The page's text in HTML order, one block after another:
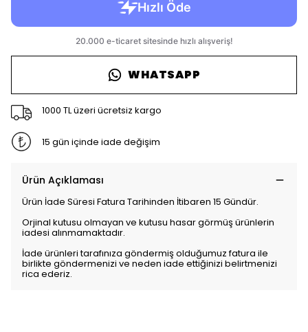
WHATSAPP
1000 TL üzeri ücretsiz kargo
15 gün içinde iade değişim
Ürün Açıklaması
Ürün İade Süresi Fatura Tarihinden İtibaren 15 Gündür.
Orjinal kutusu olmayan ve kutusu hasar görmüş ürünlerin
iadesi alınmamaktadır.
İade ürünleri tarafınıza göndermiş olduğumuz fatura ile
birlikte göndermenizi ve neden iade ettiğinizi belirtmenizi
rica ederiz.